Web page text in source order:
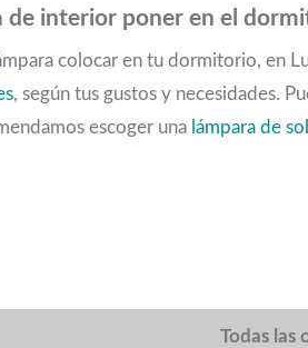
(1)
(1)
de interior poner en el
colocar en tu dormitorio, en
, según tus gustos y necesidades.
escoger una lámpara de
Todas las